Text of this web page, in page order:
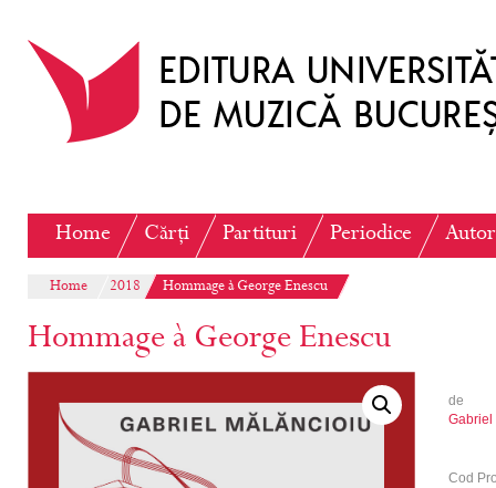
Home Cărți Partituri Periodice
Home 2018 Hommage à George Enescu
Hommage à George Enescu
de
Gabriel
Cod